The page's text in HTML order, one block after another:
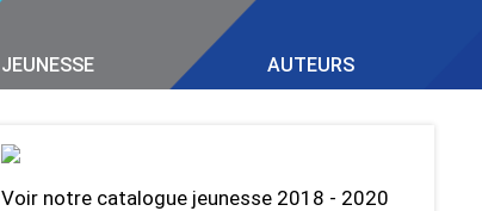
JEUNESSE AUTEURS
Voir notre catalogue jeunesse 2018 - 2020